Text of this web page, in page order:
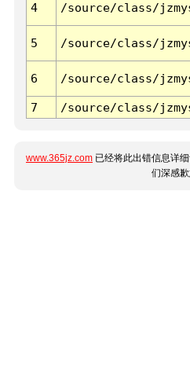
4 /source/class/
5 /source/class/
6 /source/class/
7 /source/class/
www.365jz.com 已经将此出错信息详
们深感